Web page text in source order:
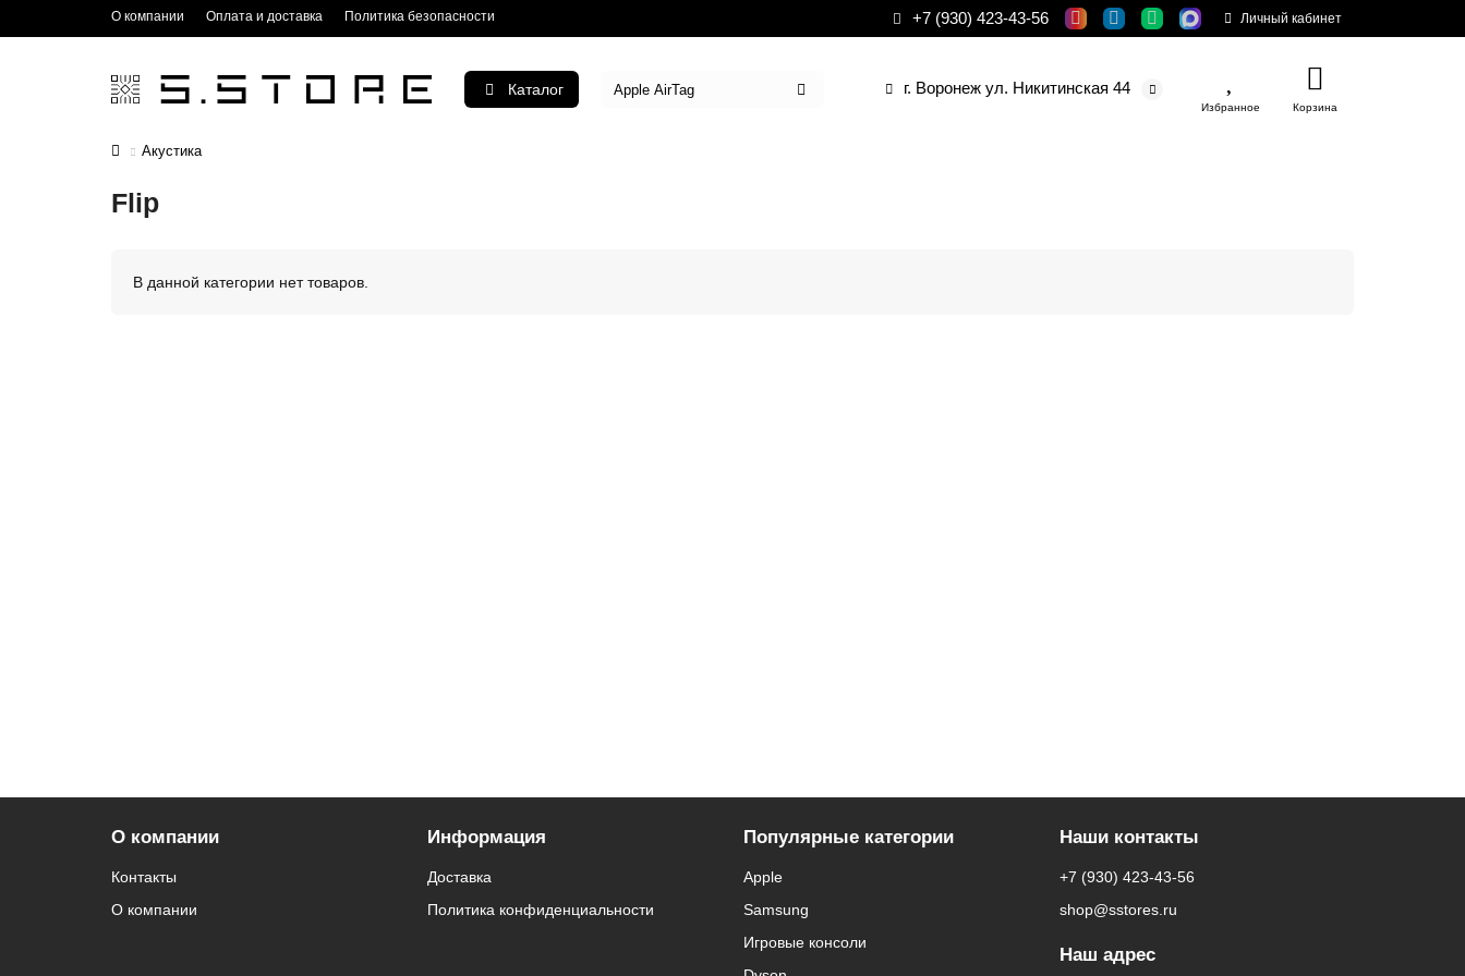
О компании Оплата и доставка Политика безопасности +7 (930) 423-43-56 Личный кабинет
Каталог г. Воронеж ул. Никитинская 44
Избранное Корзина
Акустика
Flip
В данной категории нет товаров.
О компании
Контакты
О компании
Информация
Доставка
Политика конфиденциальности
Популярные категории
Apple
Samsung
Игровые консоли
Наши контакты
+7 (930) 423-43-56
shop@sstores.ru
Наш адрес